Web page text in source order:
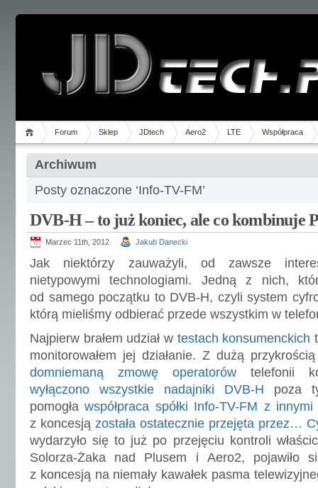
Forum Sklep JDtech Aero2 LTE Współpraca
Archiwum
Posty oznaczone ‘Info-TV-FM’
DVB-H – to już koniec, ale co kombinuje
Marzec 11th, 2012 Jakub Danecki
Jak niektórzy zauważyli, od zawsze
nietypowymi technologiami. Jedną z nich,
od samego początku to DVB-H, czyli system
którą mieliśmy odbierać przede wszystkim w
Najpierw brałem udział w testach konsumenckich
monitorowałem jej działanie. Z dużą
domniemaną zmowę operatorów telefonii
wyłączono wszystkie nadajniki DVB-H poza
pomogławspółpraca spółki Info-TV-FM z
z koncesją została ostatecznie przejęta przez…
wydarzyło się to już po przejęciu kontroli
Solorza-Żaka nad Plusem i Aero2, pojawiło
z koncesją na niemały kawałek pasma